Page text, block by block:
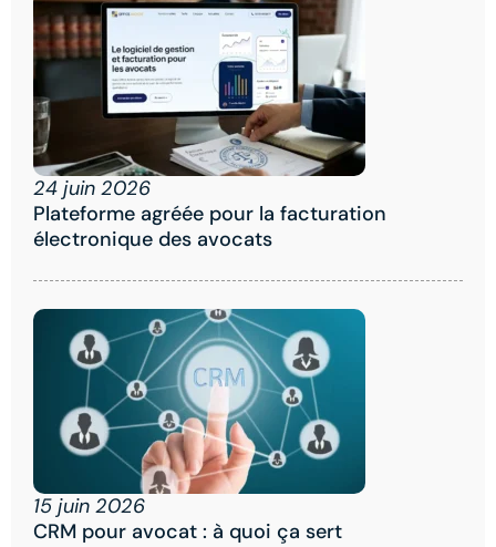
24 juin 2026
Plateforme agréée pour la facturation
électronique des avocats
15 juin 2026
CRM pour avocat : à quoi ça sert